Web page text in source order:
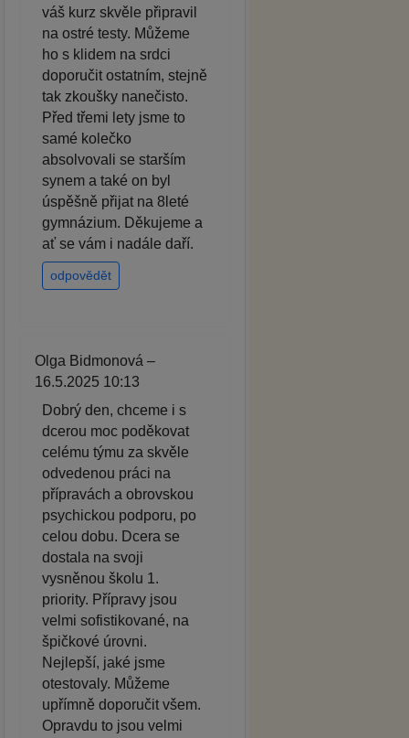
váš kurz skvěle připravil
na ostré testy. Můžeme
ho s klidem na srdci
doporučit ostatním, stejně
tak zkoušky nanečisto.
Před třemi lety jsme to
samé kolečko
absolvovali se starším
synem a také on byl
úspěšně přijat na 8leté
gymnázium. Děkujeme a
ať se vám i nadále daří.
odpovědět
Olga Bidmonová –
16.5.2025 10:13
Dobrý den, chceme i s
dcerou moc poděkovat
celému týmu za skvěle
odvedenou práci na
přípravách a obrovskou
psychickou podporu, po
celou dobu. Dcera se
dostala na svoji
vysněnou školu 1.
priority. Přípravy jsou
velmi sofistikované, na
špičkové úrovni.
Nejlepší, jaké jsme
otestovaly. Můžeme
upřímně doporučit všem.
Opravdu to jsou velmi